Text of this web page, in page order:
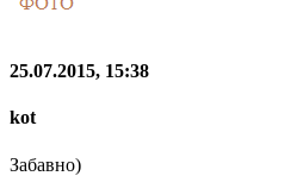
25.07.2015, 15:38
kot
Забавно)